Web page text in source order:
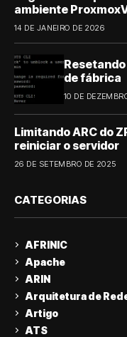
ambiente
14 DE JANEIRO DE 2026
de fábrica
10 DE
Limitando ARC do
reiniciar o servidor
26 DE SETEMBRO DE 2025
CATEGORIAS
AFRINIC
Apache
ARIN
Arquitetura de
Artigo
ATS